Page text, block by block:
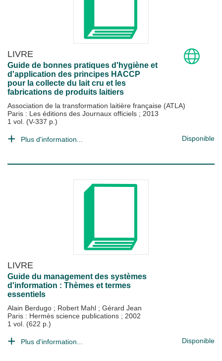
LIVRE
Guide de bonnes pratiques d'hygiène et
d'application des principes HACCP
pour la collecte du lait cru et les
fabrications de produits laitiers
Association de la transformation laitière française (ATLA)
Paris : Les éditions des Journaux officiels ; 2013
1 vol. (V-337 p.)
Plus d'information... Disponible
LIVRE
Guide du management des systèmes
d'information : Thèmes et termes
essentiels
Alain Berdugo ; Robert Mahl ; Gérard Jean
Paris : Hermès science publications ; 2002
1 vol. (622 p.)
Plus d'information... Disponible